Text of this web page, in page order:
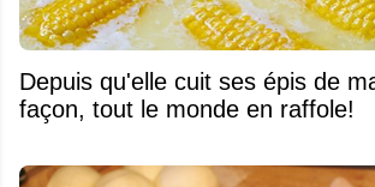
Depuis qu'elle cuit ses épis de
façon, tout le monde en raffole!